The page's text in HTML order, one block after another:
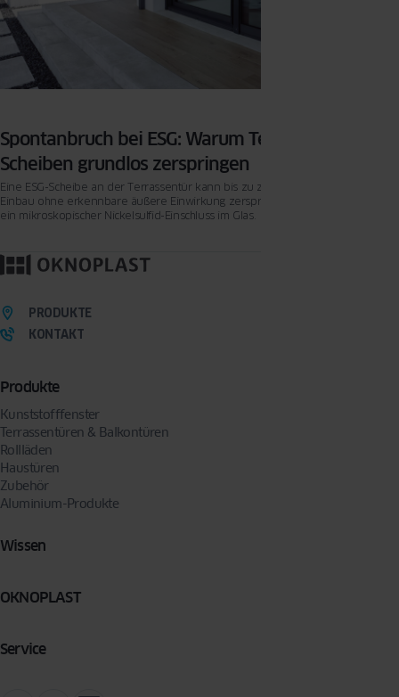
Spontanbruch bei ESG: Warum Terrassentür-
Scheiben grundlos zerspringen
Eine ESG-Scheibe an der Terrassentür kann bis zu zehn Jahre nach dem
Einbau ohne erkennbare äußere Einwirkung zerspringen – Ursache ist meist
ein mikroskopischer Nickelsulfid-Einschluss im Glas.
Produkte
Kunststofffenster
Terrassentüren & Balkontüren
Rollläden
Haustüren
Zubehör
Aluminium-Produkte
Wissen
OKNOPLAST
Service
PRODUKTE
KONTAKT